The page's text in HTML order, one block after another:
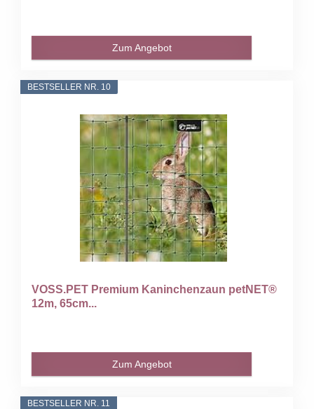
Zum Angebot
BESTSELLER NR. 10
VOSS.PET Premium Kaninchenzaun petNET®
12m, 65cm...
Zum Angebot
BESTSELLER NR. 11